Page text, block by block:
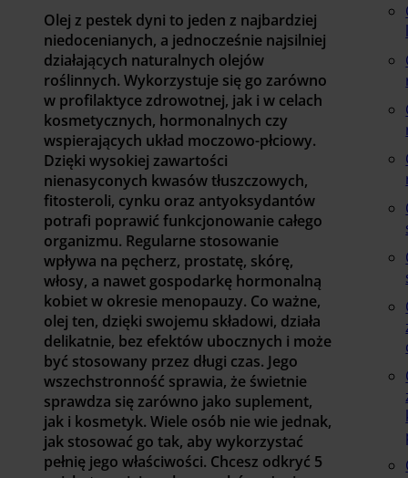
Olej z pestek dyni to jeden z najbardziej
niedocenianych, a jednocześnie najsilniej
działających naturalnych olejów
roślinnych. Wykorzystuje się go zarówno
w profilaktyce zdrowotnej, jak i w celach
kosmetycznych, hormonalnych czy
wspierających układ moczowo-płciowy.
Dzięki wysokiej zawartości
nienasyconych kwasów tłuszczowych,
fitosteroli, cynku oraz antyoksydantów
potrafi poprawić funkcjonowanie całego
organizmu. Regularne stosowanie
wpływa na pęcherz, prostatę, skórę,
włosy, a nawet gospodarkę hormonalną
kobiet w okresie menopauzy. Co ważne,
olej ten, dzięki swojemu składowi, działa
delikatnie, bez efektów ubocznych i może
być stosowany przez długi czas. Jego
wszechstronność sprawia, że świetnie
sprawdza się zarówno jako suplement,
jak i kosmetyk. Wiele osób nie wie jednak,
jak stosować go tak, aby wykorzystać
pełnię jego właściwości. Chcesz odkryć 5